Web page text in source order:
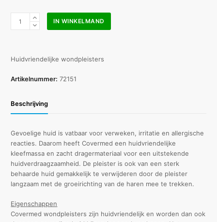
Leukoplast
cm
5
IN WINKELMAND
Huidvriendelijke wondpleisters
Artikelnummer: 72151
Beschrijving
Gevoelige huid is vatbaar voor verweken, irritatie en allergische
reacties. Daarom heeft Covermed een huidvriendelijke
kleefmassa en zacht dragermateriaal voor een uitstekende
huidverdraagzaamheid. De pleister is ook van een sterk
behaarde huid gemakkelijk te verwijderen door de pleister
langzaam met de groeirichting van de haren mee te trekken.
Eigenschappen
Covermed wondpleisters zijn huidvriendelijk en worden dan ook